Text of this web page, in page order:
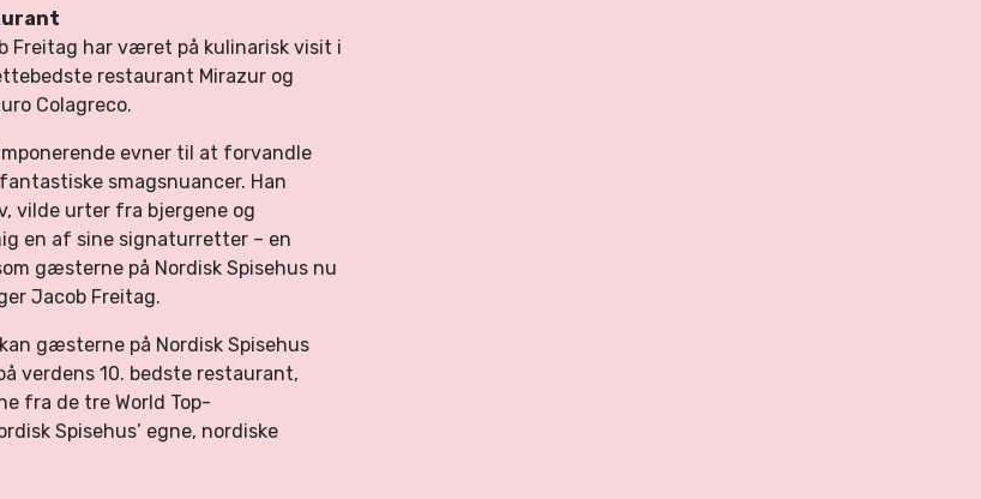
Freitag har været på kulinarisk visit i
restaurant Mirazur og
Colagreco.
evner til at forvandle
smagsnuancer. Han
vilde urter fra bjergene og
en af sine signaturretter – en
gæsterne på Nordisk Spisehus nu
Jacob Freitag.
gæsterne på Nordisk Spisehus
verdens 10. bedste restaurant,
fra de tre World Top-
Spisehus’ egne, nordiske